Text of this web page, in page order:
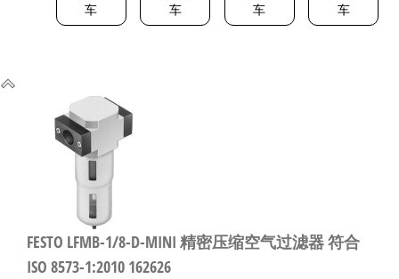
车
车
车
车
FESTO LFMB-1/8-D-MINI 精密压缩空气过滤器 符合
ISO 8573-1:2010 162626